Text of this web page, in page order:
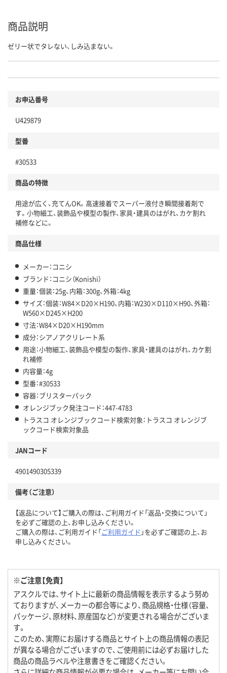
商品説明
ゼリー状でタレない、しみ込まない。
お申込番号
U429879
型番
#30533
商品の特徴
用途が広く、充てんOK。高速接着でスーパー液付き瞬間接着剤で
す。小物細工、装飾品や模型の製作、家具・建具のはがれ、カケ割れ
補修などに。
商品仕様
メーカー：コニシ
ブランド：コニシ（Konishi）
重量：個装：25g、内箱：300g、外箱：4kg
サイズ：個装：W84×D20×H190、内箱：W230×D110×H90、外箱：
W560×D245×H200
寸法：W84×D20×H190mm
成分：シアノアクリレート系
用途：小物細工、装飾品や模型の製作、家具・建具のはがれ、カケ割
れ補修
内容量：4g
型番：#30533
容器：ブリスターパック
オレンジブック発注コード：447-4783
トラスコ オレンジブックコード検索対象：トラスコ オレンジブ
ックコード検索対象品
JANコード
4901490305339
備考（ご注意）
【返品について】ご購入の際は、ご利用ガイド「返品・交換について」
を必ずご確認の上、お申し込みください。
ご購入の際は、ご利用ガイド「ご利用ガイド 」を必ずご確認の上、お
申し込みください。
※ご注意【免責】
アスクルでは、サイト上に最新の商品情報を表示するよう努め
ておりますが、メーカーの都合等により、商品規格・仕様（容量、
パッケージ、原材料、原産国など）が変更される場合がございま
す。
このため、実際にお届けする商品とサイト上の商品情報の表記
が異なる場合がございますので、ご使用前には必ずお届けした
商品の商品ラベルや注意書きをご確認ください。